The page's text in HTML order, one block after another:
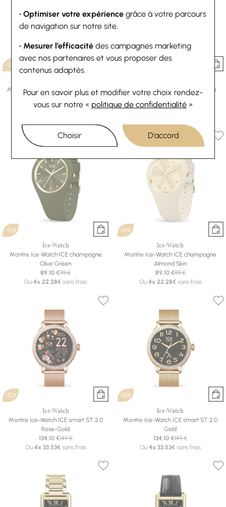
• Optimiser votre expérience grâce à votre parcours
de navigation sur notre site.
• Mesurer l’efficacité des campagnes marketing
avec nos partenaires et vous proposer des
contenus adaptés.
Pour en savoir plus et modifier votre choix rendez-
vous sur notre « politique de confidentialité »
Choisir D'accord
-10%
Montre Ice-Watch ICE smart TKS 2.0
152,10 €169 €
-10%
Montre Ice-Watch ICE champagne
89,10 €99 €
-10%
Ice-Watch
Montre Ice-Watch ICE champagne
Olive Green
89,10 €99 €
Ou4x 22.28€ sans frais
-10%
Ice-Watch
Montre Ice-Watch ICE champagne
Almond Skin
89,10 €99 €
Ou 4x 22.28€sans frais
-10%
Ice-Watch
Montre Ice-Watch ICE smart ST 2.0
Rose-Gold
134,10 €149 €
Ou 4x 33.53€sans frais
-10%
Ice-Watch
Montre Ice-Watch ICE smart ST 2.0
Gold
134,10 €149 €
Ou4x 33.53€ sans frais